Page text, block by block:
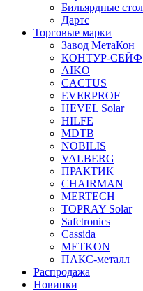
Бильярдные
Дартс
Торговые марки
Завод МетаКон
КОНТУР-СЕЙФ
AIKO
CACTUS
EVERPROF
HEVEL Solar
HILFE
MDTB
NOBILIS
VALBERG
ПРАКТИК
CHAIRMAN
MERTECH
TOPRAY Solar
Safetronics
Cassida
METKON
ПАКС-металл
Распродажа
Новинки